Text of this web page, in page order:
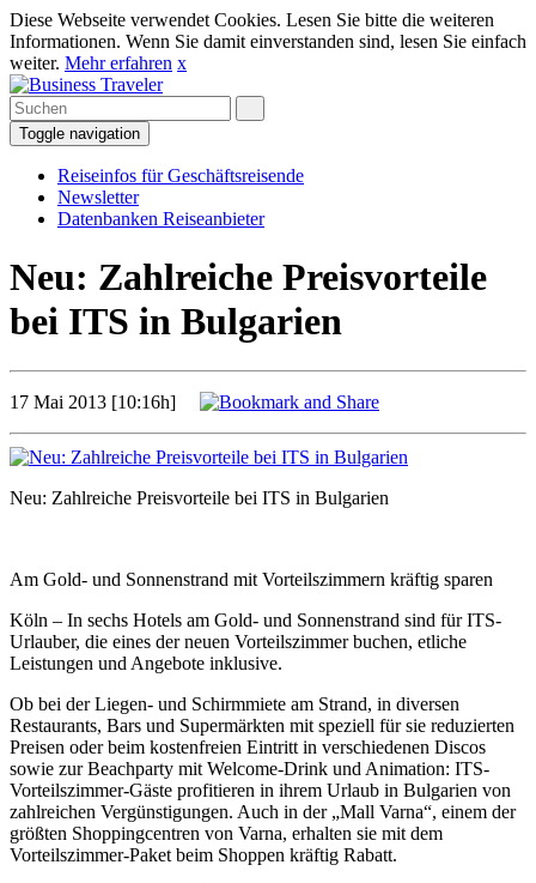
Diese Webseite verwendet Cookies. Lesen Sie bitte die weiteren
Informationen. Wenn Sie damit einverstanden sind, lesen Sie einfach
weiter. Mehr erfahren x
Toggle navigation
Reiseinfos für Geschäftsreisende
Newsletter
Datenbanken Reiseanbieter
Neu: Zahlreiche Preisvorteile
bei ITS in Bulgarien
17 Mai 2013 [10:16h]
Neu: Zahlreiche Preisvorteile bei ITS in Bulgarien
Am Gold- und Sonnenstrand mit Vorteilszimmern kräftig sparen
Köln – In sechs Hotels am Gold- und Sonnenstrand sind für ITS-
Urlauber, die eines der neuen Vorteilszimmer buchen, etliche
Leistungen und Angebote inklusive.
Ob bei der Liegen- und Schirmmiete am Strand, in diversen
Restaurants, Bars und Supermärkten mit speziell für sie reduzierten
Preisen oder beim kostenfreien Eintritt in verschiedenen Discos
sowie zur Beachparty mit Welcome-Drink und Animation: ITS-
Vorteilszimmer-Gäste profitieren in ihrem Urlaub in Bulgarien von
zahlreichen Vergünstigungen. Auch in der „Mall Varna“, einem der
größten Shoppingcentren von Varna, erhalten sie mit dem
Vorteilszimmer-Paket beim Shoppen kräftig Rabatt.